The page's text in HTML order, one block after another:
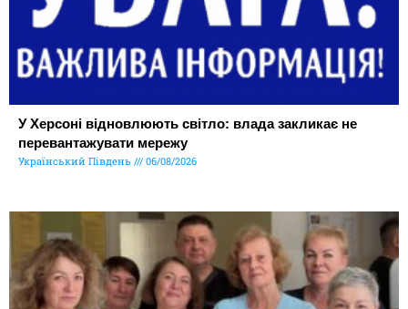
У Херсоні відновлюють світло: влада закликає не
перевантажувати мережу
Український Південь 06/08/2026